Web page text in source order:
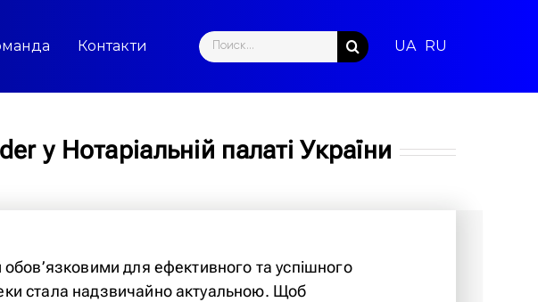
Контакти
Search
for:
у Нотаріальній палаті України
для ефективного та успішного
стала надзвичайно актуальною. Щоб